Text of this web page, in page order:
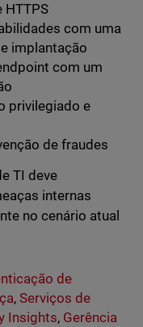
HTTPS
com uma
implantação
com um
privilegiado e
de fraudes
TI deve
internas
no cenário atual
de
,Serviços de
Insights, Gerência